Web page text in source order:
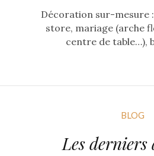
Décoration sur-mesure
store, mariage (arche
centre de table…),
BLOG
Les